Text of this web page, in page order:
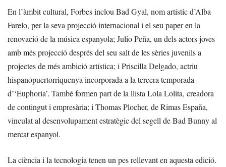
En l’àmbit cultural, Forbes inclou Bad Gyal, nom artístic d’Alba
Farelo, per la seva projecció internacional i el seu paper en la
renovació de la música espanyola; Julio Peña, un dels actors joves
amb més projecció després del seu salt de les sèries juvenils a
projectes de més ambició artística; i Priscilla Delgado, actriu
hispanopuertorriquenya incorporada a la tercera temporada
d’‘Euphoria’. També formen part de la llista Lola Lolita, creadora
de contingut i empresària; i Thomas Plocher, de Rimas España,
vinculat al desenvolupament estratègic del segell de Bad Bunny al
mercat espanyol.
La ciència i la tecnologia tenen un pes rellevant en aquesta edició.